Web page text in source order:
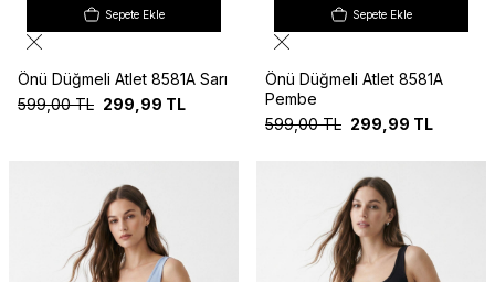
Sepete Ekle
Önü Düğmeli Atlet 8581A Sarı
599,00TL 299,99 TL
Sepete Ekle
Önü Düğmeli Atlet 8581A
Pembe
599,00TL 299,99 TL